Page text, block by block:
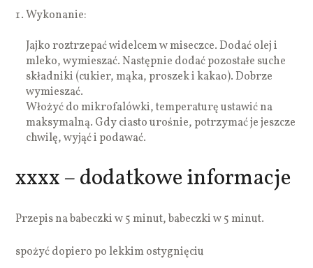
Wykonanie:
Jajko roztrzepać widelcem w miseczce. Dodać olej i
mleko, wymieszać. Następnie dodać pozostałe suche
składniki (cukier, mąka, proszek i kakao). Dobrze
wymieszać.
Włożyć do mikrofalówki, temperaturę ustawić na
maksymalną. Gdy ciasto urośnie, potrzymać je jeszcze
chwilę, wyjąć i podawać.
xxxx – dodatkowe informacje
Przepis na babeczki w 5 minut, babeczki w 5 minut.
spożyć dopiero po lekkim ostygnięciu